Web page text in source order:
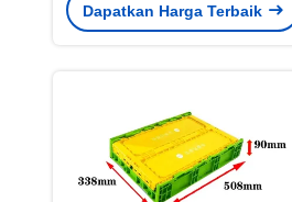
Dapatkan Harga Terbaik